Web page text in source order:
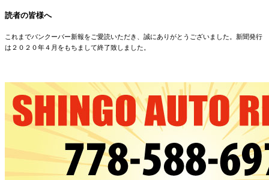
読者の皆様へ
これまでバンクーバー新報をご愛読いただき、誠にありがとうございました。新聞発行
は２０２０年４月をもちまして終了致しました。